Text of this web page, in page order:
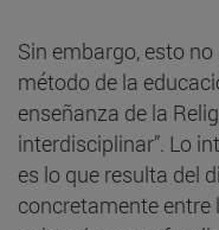
Sin embargo, esto
método de la
enseñanza de la
interdisciplinar”. Lo
es lo que resulta del
concretamente entre